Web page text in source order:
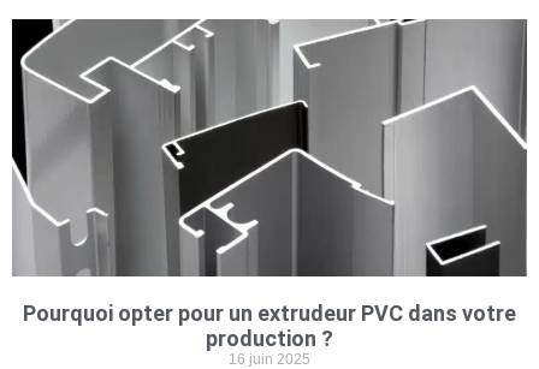
Pourquoi opter pour un extrudeur PVC dans votre
production ?
16 juin 2025